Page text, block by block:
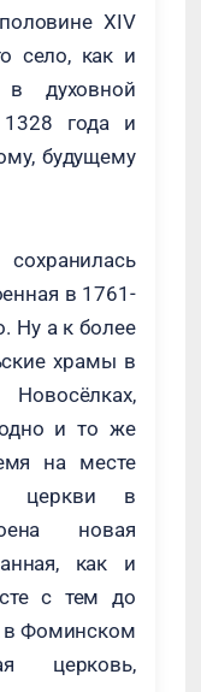
XIV
село, как и
в духовной
года и
будущему
в 1761-
Ну а к более
храмы в
и то же
на месте
церкви в
новая
как и
с тем до
в Фоминском
церковь,